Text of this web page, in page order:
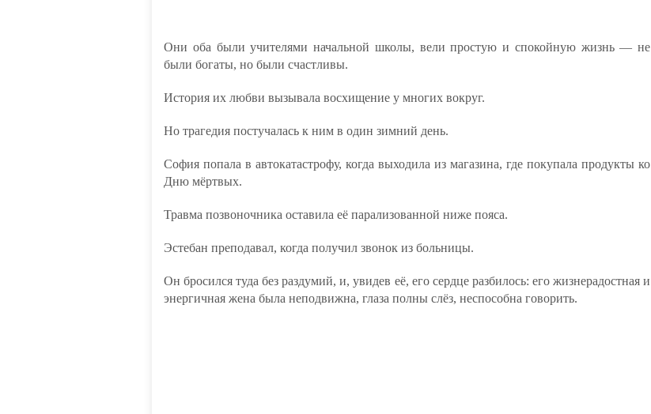
Они оба были учителями начальной школы, вели простую и спокойную жизнь — не
были богаты, но были счастливы.
История их любви вызывала восхищение у многих вокруг.
Но трагедия постучалась к ним в один зимний день.
София попала в автокатастрофу, когда выходила из магазина, где покупала продукты ко
Дню мёртвых.
Травма позвоночника оставила её парализованной ниже пояса.
Эстебан преподавал, когда получил звонок из больницы.
Он бросился туда без раздумий, и, увидев её, его сердце разбилось: его жизнерадостная и
энергичная жена была неподвижна, глаза полны слёз, неспособна говорить.